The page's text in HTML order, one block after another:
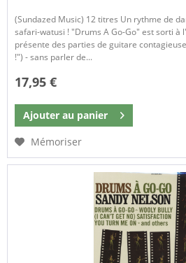
(Sundazed Music) 12 titres Un rythme de
safari-watusi ! "Drums A Go-Go" est sorti à
présente des parties de guitare
!") - sans parler de...
17,95 €
Ajouter au panier
Mémoriser